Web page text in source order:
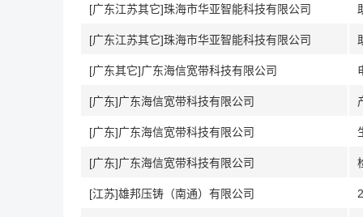
[广东江苏其它]珠海市华亚智能科技有限公司
[广东江苏其它]珠海市华亚智能科技有限公司
[广东其它]广东海信宽带科技有限公司
[广东]广东海信宽带科技有限公司
[广东]广东海信宽带科技有限公司
[广东]广东海信宽带科技有限公司
[江苏]雄邦压铸（南通）有限公司